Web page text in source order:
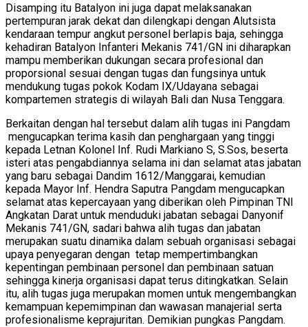
Disamping itu Batalyon ini juga dapat melaksanakan
pertempuran jarak dekat dan dilengkapi dengan Alutsista
kendaraan tempur angkut personel berlapis baja, sehingga
kehadiran Batalyon Infanteri Mekanis 741/GN ini diharapkan
mampu memberikan dukungan secara profesional dan
proporsional sesuai dengan tugas dan fungsinya untuk
mendukung tugas pokok Kodam IX/Udayana sebagai
kompartemen strategis di wilayah Bali dan Nusa Tenggara.
Berkaitan dengan hal tersebut dalam alih tugas ini Pangdam
mengucapkan terima kasih dan penghargaan yang tinggi
kepada Letnan Kolonel Inf. Rudi Markiano S, S.Sos, beserta
isteri atas pengabdiannya selama ini dan selamat atas jabatan
yang baru sebagai Dandim 1612/Manggarai, kemudian
kepada Mayor Inf. Hendra Saputra Pangdam mengucapkan
selamat atas kepercayaan yang diberikan oleh Pimpinan TNI
Angkatan Darat untuk menduduki jabatan sebagai Danyonif
Mekanis 741/GN, sadari bahwa alih tugas dan jabatan
merupakan suatu dinamika dalam sebuah organisasi sebagai
upaya penyegaran dengan tetap mempertimbangkan
kepentingan pembinaan personel dan pembinaan satuan
sehingga kinerja organisasi dapat terus ditingkatkan. Selain
itu, alih tugas juga merupakan momen untuk mengembangkan
kemampuan kepemimpinan dan wawasan manajerial serta
profesionalisme keprajuritan. Demikian pungkas Pangdam.